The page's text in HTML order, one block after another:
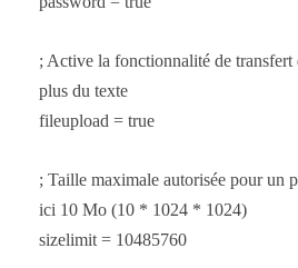
; Active la fonctionnalité de transfert
plus du texte
fileupload = true
; Taille maximale autorisée pour un
ici 10 Mo (10 * 1024 * 1024)
sizelimit = 10485760